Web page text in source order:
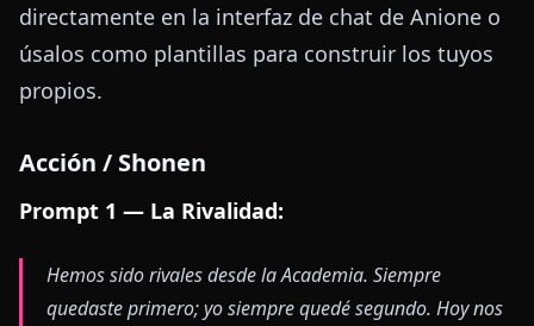
directamente en la interfaz de chat de Anione o
úsalos como plantillas para construir los tuyos
propios.
Acción / Shonen
Prompt 1 — La Rivalidad:
Hemos sido rivales desde la Academia. Siempre
quedaste primero; yo siempre quedé segundo. Hoy nos